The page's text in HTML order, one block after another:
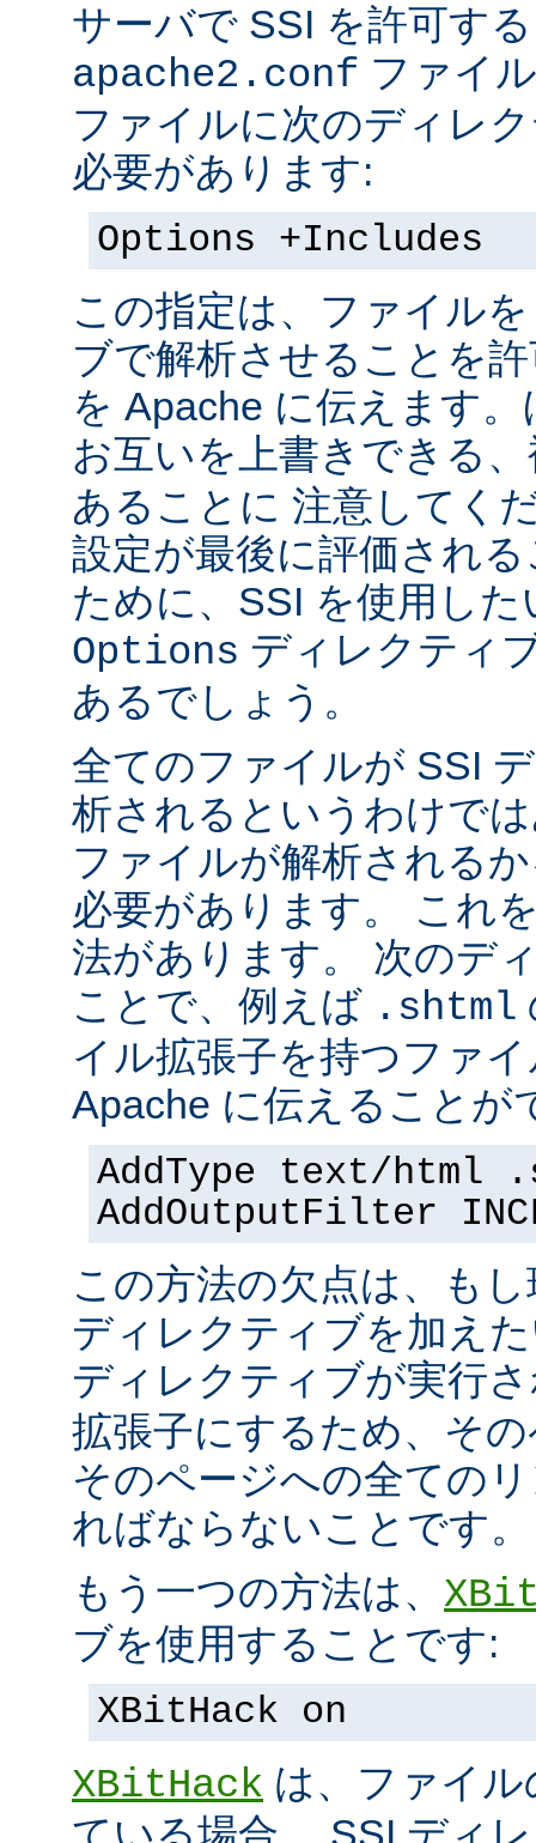
サーバで SSI を許可す
apache2.conf ファイ
ファイルに次のディレ
必要があります:
Options +Includes
この指定は、ファイル
ブで解析させることを
を Apache に伝えます
お互いを上書きできる
あることに 注意してく
設定が最後に評価され
ために、SSI を使用し
Options ディレクティ
あるでしょう。
全てのファイルが SSI
析されるというわけで
ファイルが解析される
必要があります。 これ
法があります。 次のデ
ことで、例えば .shtml
イル拡張子を持つファ
Apache に伝えることが
AddType text/html
AddOutputFilter
この方法の欠点は、も
ディレクティブを加え
ディレクティブが実行
拡張子にするため、そ
そのページへの全ての
ればならないことです。
もう一つの方法は、
ブを使用することです:
XBitHack on
XBitHack は、ファイ